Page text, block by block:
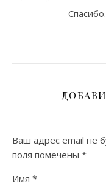
Ваш адрес email не
поля помечены *
Имя *